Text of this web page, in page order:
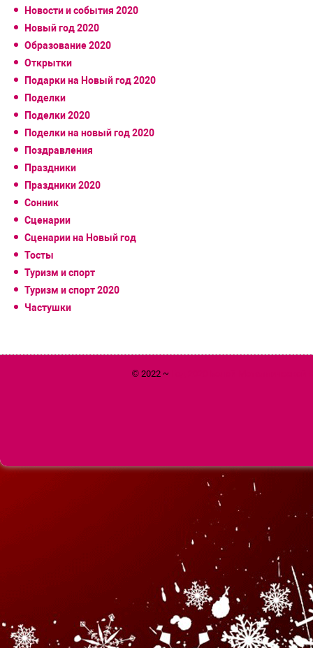
Новости и события 2020
Новый год 2020
Образование 2020
Открытки
Подарки на Новый год 2020
Поделки
Поделки 2020
Поделки на новый год 2020
Поздравления
Праздники
Праздники 2020
Сонник
Сценарии
Сценарии на Новый год
Тосты
Туризм и спорт
Туризм и спорт 2020
Частушки
© 2022 ~